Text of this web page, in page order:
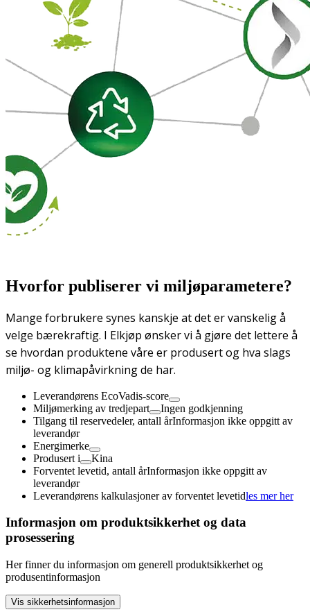
Hvorfor publiserer vi miljøparametere?
Mange forbrukere synes kanskje at det er vanskelig å
velge bærekraftig. I Elkjøp ønsker vi å gjøre det lettere å
se hvordan produktene våre er produsert og hva slags
miljø- og klimapåvirkning de har.
Leverandørens EcoVadis-score
Miljømerking av tredjepart
Ingen godkjenning
Tilgang til reservedeler, antall årInformasjon ikke oppgitt av
leverandør
Energimerke
Produsert i
Kina
Forventet levetid, antall årInformasjon ikke oppgitt av
leverandør
Leverandørens kalkulasjoner av forventet levetidles mer her
Informasjon om produktsikkerhet og data
prosessering
Her finner du informasjon om generell produktsikkerhet og
produsentinformasjon
Vis sikkerhetsinformasjon